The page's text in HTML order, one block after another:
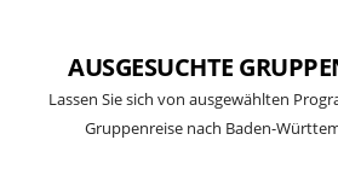
AUSGESUCHTE
Lassen Sie sich von ausgewählten
Gruppenreise nach Baden-